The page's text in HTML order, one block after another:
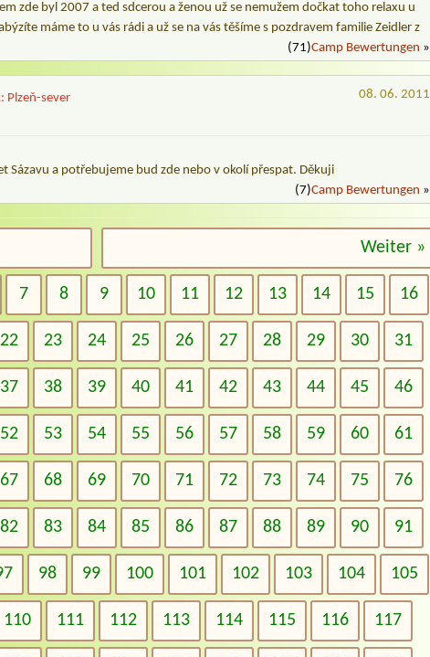
zde byl 2007 a ted sdcerou a ženou už se nemužem dočkat toho relaxu u
máme to u vás rádi a už se na vás těšíme s pozdravem familie Zeidler z
(71)Camp Bewertungen »
Plzeň-sever
08. 06. 2011
Sázavu a potřebujeme bud zde nebo v okolí přespat. Děkuji
(7)Camp Bewertungen »
Weiter »
7 8 9 10 11 12 13 14 15 16
22 23 24 25 26 27 28 29 30 31
37 38 39 40 41 42 43 44 45 46
52 53 54 55 56 57 58 59 60 61
67 68 69 70 71 72 73 74 75 76
82 83 84 85 86 87 88 89 90 91
98 99 100 101 102 103 104 105
110 111 112 113 114 115 116 117